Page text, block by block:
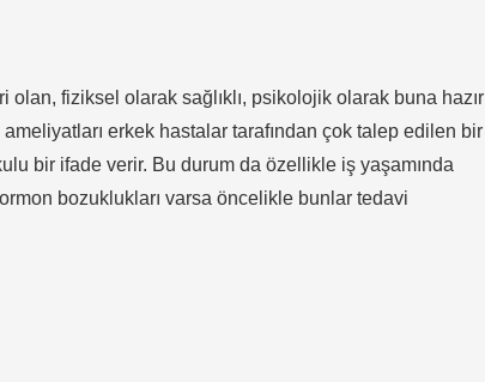
olan, fiziksel olarak sağlıklı, psikolojik olarak buna hazır
erkek hastalar tarafından çok talep edilen bir
bir ifade verir. Bu durum da özellikle iş yaşamında
bozuklukları varsa öncelikle bunlar tedavi